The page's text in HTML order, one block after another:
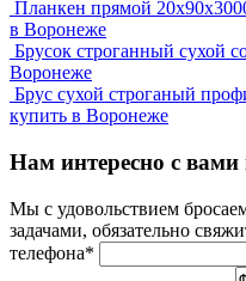
Планкен прямой
в Воронеже
Брусок строганный сухой
Воронеже
Брус сухой строганый
купить в Воронеже
Нам интересно с вами
Мы с удовольствием
задачами, обязательно
телефона*